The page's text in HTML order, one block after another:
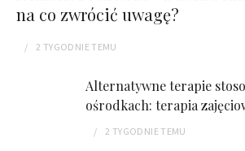
na co zwrócić uwagę?
2 TYGODNIETEMU
Alternatywne terapie
ośrodkach: terapia
2 TYGODNIETEMU